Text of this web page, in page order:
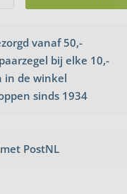
vanaf 50,-
bij elke 10,-
in de winkel
sinds 1934
PostNL